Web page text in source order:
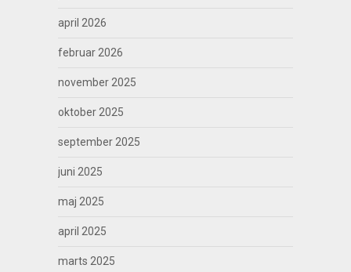
april 2026
februar 2026
november 2025
oktober 2025
september 2025
juni 2025
maj 2025
april 2025
marts 2025